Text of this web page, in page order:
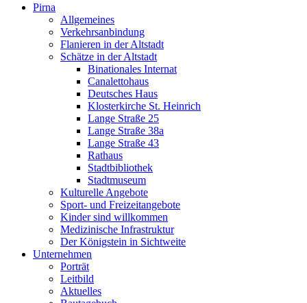
Pirna
Allgemeines
Verkehrsanbindung
Flanieren in der Altstadt
Schätze in der Altstadt
Binationales Internat
Canalettohaus
Deutsches Haus
Klosterkirche St. Heinrich
Lange Straße 25
Lange Straße 38a
Lange Straße 43
Rathaus
Stadtbibliothek
Stadtmuseum
Kulturelle Angebote
Sport- und Freizeitangebote
Kinder sind willkommen
Medizinische Infrastruktur
Der Königstein in Sichtweite
Unternehmen
Porträt
Leitbild
Aktuelles